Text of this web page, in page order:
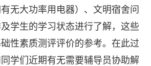
无大功率用电器）、文明宿舍问
学生的学习状态进行了解，这些
性素质测评评价的参考。在此过
学们近期有无需要辅导员协助解